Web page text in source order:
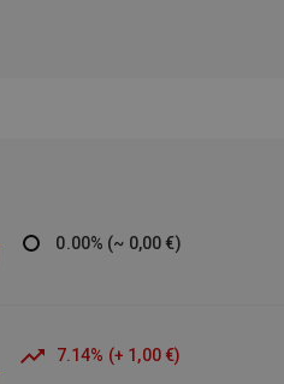
0.00% (~ 0,00 €)
7.14% (+ 1,00 €)